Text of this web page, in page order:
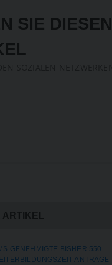
SIE DIESEN
GENEHMIGTE BISHER 550
ANTRÄGE